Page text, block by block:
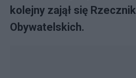
kolejny zajął się
Obywatelskich.